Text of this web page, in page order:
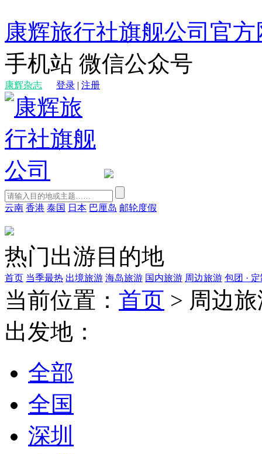
康辉旅行社旗舰公司官方
手机站 微信公众号
康辉杂志 登录 | 注册
云南 香港 泰国 日本 巴厘岛 邮轮度假
热门出游目的地
首页 当季最热 出境旅游 海岛旅游 国内旅游 周边旅游 包团 ·
当前位置： 首页 > 周边
出发地：
全部
全国
深圳